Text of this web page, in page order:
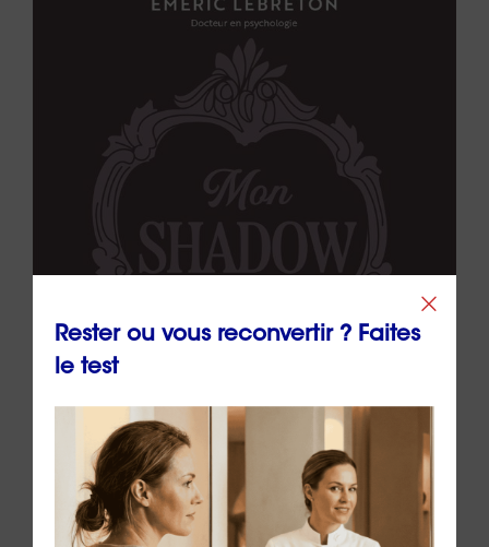
Rester ou vous reconvertir ? Faites
le test